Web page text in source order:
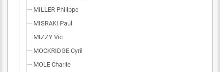
MILLER Philippe
MISRAKI Paul
MIZZY Vic
MOCKRIDGE Cyril
MOLE Charlie